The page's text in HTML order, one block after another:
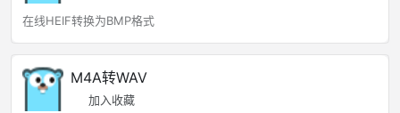
在线HEIF转换为BMP格式
M4A转WAV
加入收藏